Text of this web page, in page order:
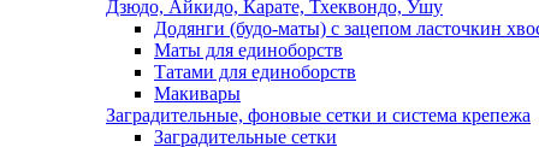
Дзюдо, Айкидо, Карате, Тхеквондо, Ушу
Додянги (будо-маты) с зацепом ласточкин
Маты для единоборств
Татами для единоборств
Макивары
Заградительные, фоновые сетки и система крепежа
Заградительные сетки